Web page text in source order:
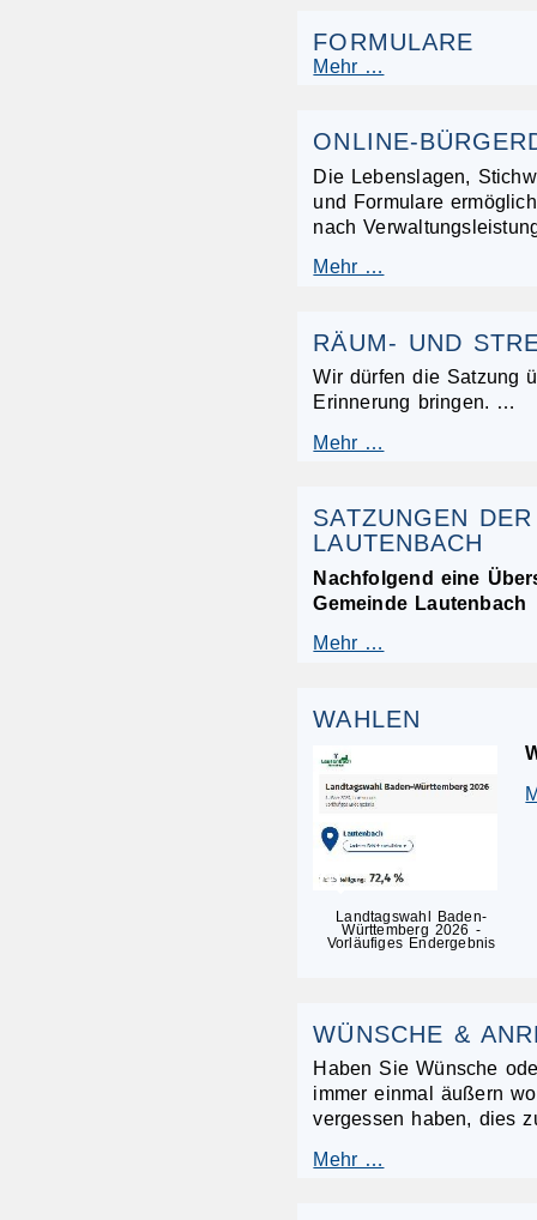
FORMULARE
Mehr …
ONLINE-
Die Lebenslagen,
und Formulare
nach
Mehr …
RÄUM- UND
Wir dürfen die Satzung
Erinnerung bringen. …
Mehr …
SATZUNGEN
LAUTENBACH
Nachfolgend eine
Gemeinde Lautenbach
Mehr …
WAHLEN
Landtagswahl Baden-
Württemberg 2026 -
Vorläufiges Endergebnis
WÜNSCHE &
Haben Sie Wünsche
immer einmal äußern
vergessen haben, dies
Mehr …